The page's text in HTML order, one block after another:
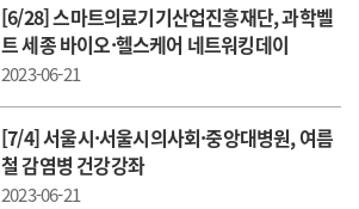
[6/28] 스마트의료기기산업진흥재단, 과학벨
트 세종 바이오·헬스케어 네트워킹데이
2023-06-21
[7/4] 서울시·서울시의사회·중앙대병원, 여름
철 감염병 건강강좌
2023-06-21